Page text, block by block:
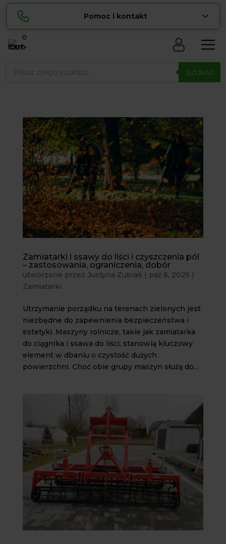
Pomoc i kontakt
Lucyna
pokaż numer
zamowienia@ ... pokaż e-mail
biuro@ ... pokaż e-mail
Biuro obsługi klienta czynne Pn-Sb: 8:00 – 20:00
0
produktów SZUKAJ
Zamiatarki i ssawy do liści i czyszczenia pól
– zastosowania, ograniczenia, dobór
utworzone przez Justyna Zubiak| paź 6, 2025 |
Zamiatarki
Utrzymanie porządku na terenach zielonych jest
niezbędne do zapewnienia bezpieczeństwa i
estetyki. Maszyny rolnicze, takie jak zamiatarka
do ciągnika i ssawa do liści, stanowią kluczowy
element w dbaniu o czystość dużych
powierzchni. Choć obie grupy maszyn służą do...